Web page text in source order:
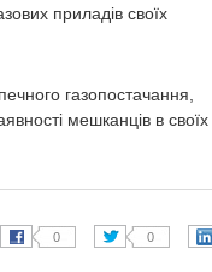
приладів своїх
газопостачання,
мешканців в своїх